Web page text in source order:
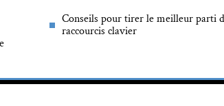
Conseils pour tirer le meilleur parti
raccourcis clavier